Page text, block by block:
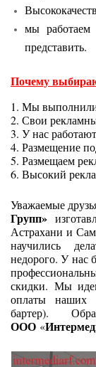
мы работаем
представить.
Почему
1. Мы выполнили
2. Свои
3. У нас
4. Размещение
5. Размещаем
6. Высокий
Уважаемые
Групп»
Астрахани и
научились
недорого. У нас
скидки. Мы
оплаты наших
бартер).
ООО «